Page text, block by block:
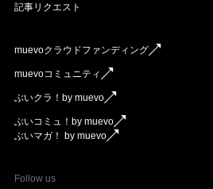
記事リクエスト
muevoクラウドファンディング
muevoコミュニティ
ぶいクラ！by muevo
ぶいコミュ！by muevo
ぶいマガ！ by muevo
Follow us